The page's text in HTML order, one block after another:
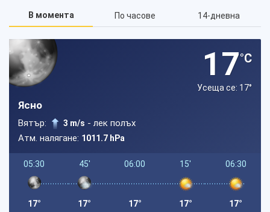
В момента По часове 14-дневна
17°C
Усеща се: 17°
Ясно
Вятър: 3 m/s - лек полъх
Атм. налягане: 1011.7 hPa
05:30
17°
45'
17°
06:00
17°
15'
17°
06:30
17°